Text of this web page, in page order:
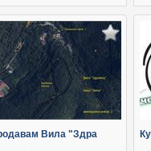
Вила "Здра